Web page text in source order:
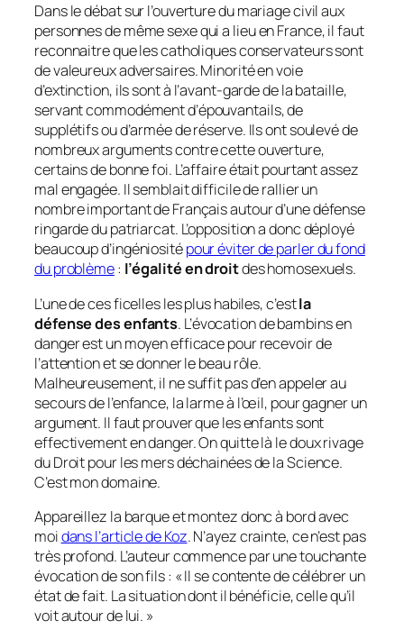
Dans le débat sur l’ouverture du mariage civil aux
personnes de même sexe qui a lieu en France, il faut
reconnaitre que les catholiques conservateurs sont
de valeureux adversaires. Minorité en voie
d’extinction, ils sont à l’avant-garde de la bataille,
servant commodément d’épouvantails, de
supplétifs ou d’armée de réserve. Ils ont soulevé de
nombreux arguments contre cette ouverture,
certains de bonne foi. L’affaire était pourtant assez
mal engagée. Il semblait difficile de rallier un
nombre important de Français autour d’une défense
ringarde du patriarcat. L’opposition a donc déployé
beaucoup d’ingéniositépour éviter de parler du fond
du problème: l’égalité en droitdes homosexuels.
L’une de ces ficelles les plus habiles, c’estla
défense des enfants. L’évocation de bambins en
danger est un moyen efficace pour recevoir de
l’attention et se donner le beau rôle.
Malheureusement, il ne suffit pas d’en appeler au
secours de l’enfance, la larme à l’œil, pour gagner un
argument. Il faut prouver que les enfants sont
effectivement en danger. On quitte là le doux rivage
du Droit pour les mers déchainées de la Science.
C’est mon domaine.
Appareillez la barque et montez donc à bord avec
moidans l’article de Koz. N’ayez crainte, ce n’est pas
très profond. L’auteur commence par une touchante
évocation de son fils : «Il se contente de célébrer un
état de fait. La situation dont il bénéficie, celle qu’il
voit autour de lui. »